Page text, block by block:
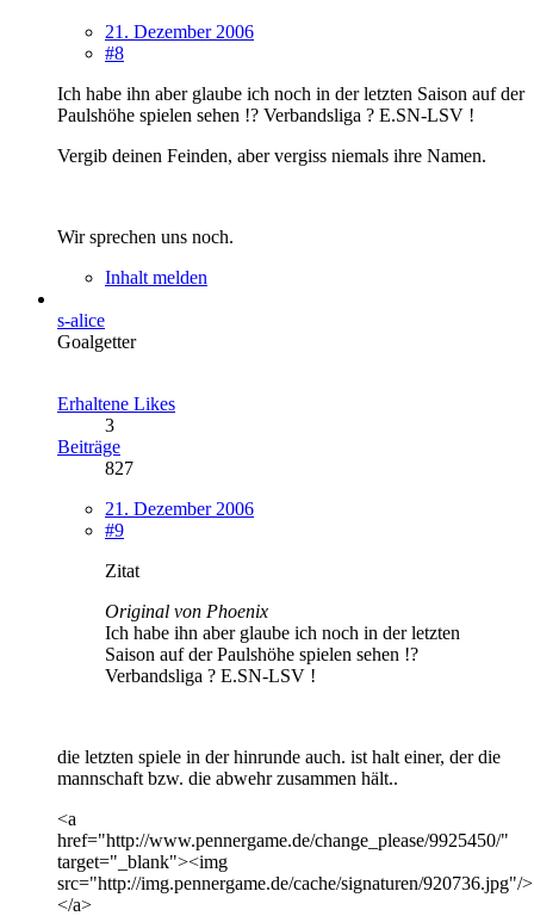
21. Dezember 2006
#8
Ich habe ihn aber glaube ich noch in der letzten Saison auf der
Paulshöhe spielen sehen !? Verbandsliga ? E.SN-LSV !
Vergib deinen Feinden, aber vergiss niemals ihre Namen.
Wir sprechen uns noch.
Inhalt melden
s-alice
Goalgetter
Erhaltene Likes
3
Beiträge
827
21. Dezember 2006
#9
Zitat
Original von Phoenix
Ich habe ihn aber glaube ich noch in der letzten
Saison auf der Paulshöhe spielen sehen !?
Verbandsliga ? E.SN-LSV !
die letzten spiele in der hinrunde auch. ist halt einer, der die
mannschaft bzw. die abwehr zusammen hält..
<a
href="http://www.pennergame.de/change_please/9925450/"
target="_blank"><img
src="http://img.pennergame.de/cache/signaturen/920736.jpg"/>
</a>